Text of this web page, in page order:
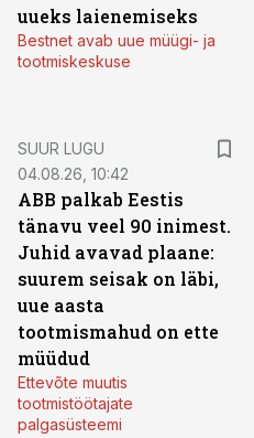
uueks laienemiseks
Bestnet avab uue müügi- ja
tootmiskeskuse
SUUR LUGU
04.08.26, 10:42
ABB palkab Eestis
tänavu veel 90 inimest.
Juhid avavad plaane:
suurem seisak on läbi,
uue aasta
tootmismahud on ette
müüdud
Ettevõte muutis
tootmistöötajate
palgasüsteemi